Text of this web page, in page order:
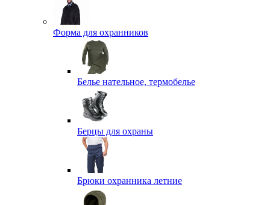
Форма для охранников
Белье нательное, термобелье
Берцы для охраны
Брюки охранника летние